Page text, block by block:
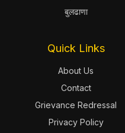
बुलढाणा
Quick Links
About Us
Contact
Grievance Redressal
Privacy Policy